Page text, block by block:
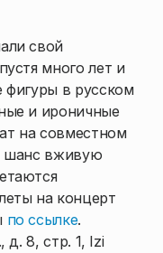
свой
много лет и
фигуры в русском
и ироничные
на совместном
шанс вживую
на концерт
по ссылке.
д. 8, стр. 1, Izi